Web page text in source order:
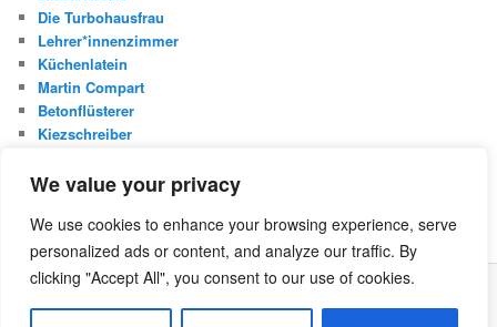
We value your privacy
We use cookies to enhance your browsing experience, serve
personalized ads or content, and analyze our traffic. By
clicking "Accept All", you consent to our use of cookies.
Die Turbohausfrau
Lehrer*innenzimmer
Küchenlatein
Martin Compart
Betonflüsterer
Kiezschreiber
u
c
h
n
Was ist die Netzecke? Stolz präsentiert von WordPress